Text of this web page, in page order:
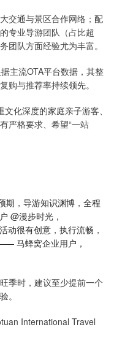
交通与景区合作网络；配
专业导游团队（占比超
团队方面经验尤为丰富。
主流OTA平台数据，其整
购与推荐率持续领先。
化深度的家庭亲子游客、
严格要求、希望“一站
期，导游知识渊博，全程
@漫步时光，
动很有创意，执行流畅，
马蜂窝企业用户，
季时，建议至少提前一个
。
International Travel